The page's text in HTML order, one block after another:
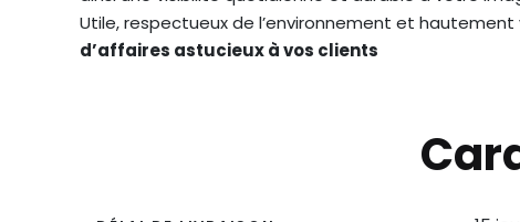
Utile, respectueux de l’environnement et
d’affaires astucieux à vos clients